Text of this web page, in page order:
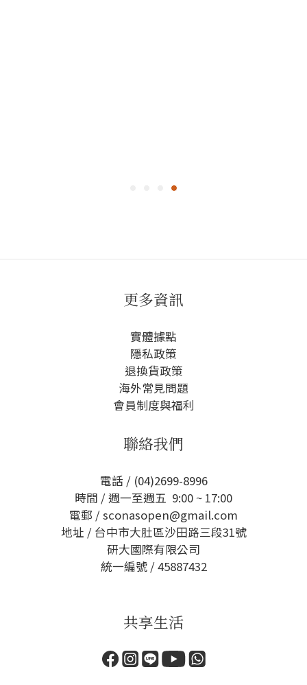
更多資訊
實體據點
隱私政策
退換貨政策
海外常見問題
會員制度與福利
聯絡我們
電話 / (04)2699-8996
時間 / 週一至週五 9:00 ~ 17:00
電郵 / sconasopen@gmail.com
地址 / 台中市大肚區沙田路三段31號
研大國際有限公司
統一編號 / 45887432
共享生活